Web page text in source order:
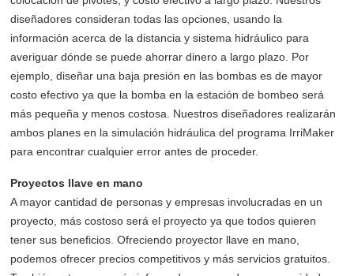
diseñadores consideran todas las opciones, usando la
información acerca de la distancia y sistema hidráulico para
averiguar dónde se puede ahorrar dinero a largo plazo. Por
ejemplo, diseñar una baja presión en las bombas es de mayor
costo efectivo ya que la bomba en la estación de bombeo será
más pequeña y menos costosa. Nuestros diseñadores realizarán
ambos planes en la simulación hidráulica del programa IrriMaker
para encontrar cualquier error antes de proceder.
Proyectos llave en mano
A mayor cantidad de personas y empresas involucradas en un
proyecto, más costoso será el proyecto ya que todos quieren
tener sus beneficios. Ofreciendo proyector llave en mano,
podemos ofrecer precios competitivos y más servicios gratuitos.